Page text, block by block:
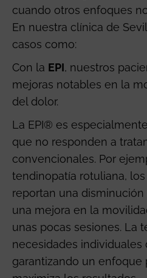
cuando otros enfoques
En nuestra clínica de
casos como:
Con la EPI, nuestros
mejoras notables en la
del dolor.
La EPI® es
que no responden a
convencionales. Por
tendinopatía rotuliana,
reportan una
una mejora en la
unas pocas sesiones. La
necesidades individuales
garantizando un enfoque